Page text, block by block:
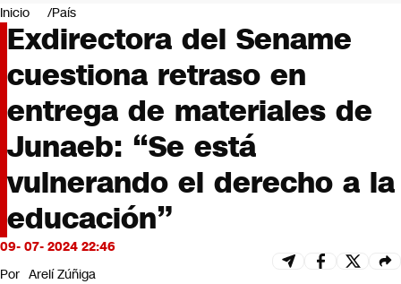
Negocios
Deportes
Programas completos
Cultura
Servicios
Bits
CNN tiempo
Futuro 360
Opinión
Inicio País
Exdirectora del Sename
cuestiona retraso en
entrega de materiales de
Junaeb: “Se está
vulnerando el derecho a la
educación”
09- 07- 2024 22:46
Por Arelí Zúñiga